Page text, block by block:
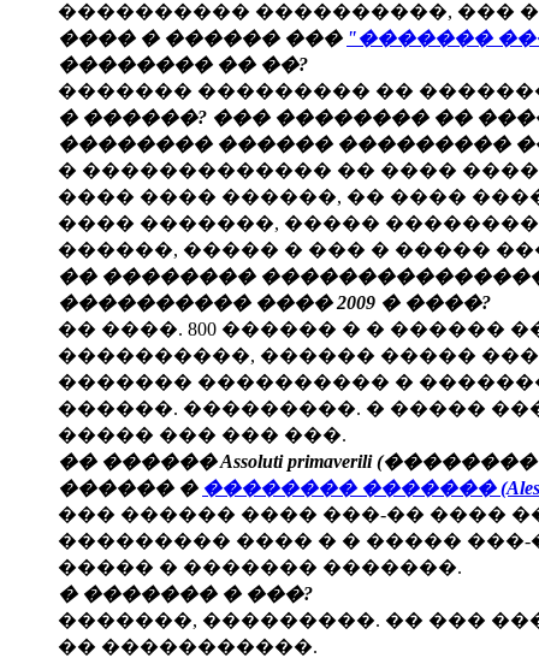
���������� ����������, ���
���� � ������ ��� "�������
�������� �� ��?
������� ��������� ��
� ������? ��� �������� ��
�������� ������ ���������
� ������������� �� ����
���� ���� ������, �� ����
���� �������, �����
������, ����� � ��� � �����
�� ��������
���������� ���� 2009 � ����?
�� ����. 800 ������ � �
����������, ������ �����
������� ���������� �
������. ���������. � �����
����� ��� ��� ���.
�� ������ Assoluti primaverili
������ � �������� �������
��� ������ ���� ���-�� ����
��������� ���� � � �����
����� � ������� �������.
� ������� � ���?
�������, ���������. �� ���
�� �����������.